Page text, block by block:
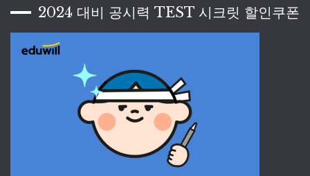
2024 대비 공시력 TEST 시크릿 할인쿠폰